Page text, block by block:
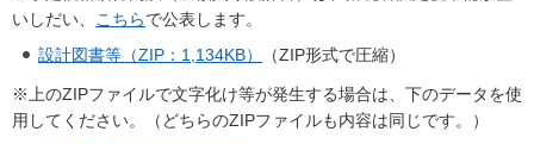
いしだい、 こちらで公表します。
設計図書等（ZIP：1,134KB）
（ZIP形式で圧縮）
※上のZIPファイルで文字化け等が発生する場合は、下のデータを使
用してください。（どちらのZIPファイルも内容は同じです。）